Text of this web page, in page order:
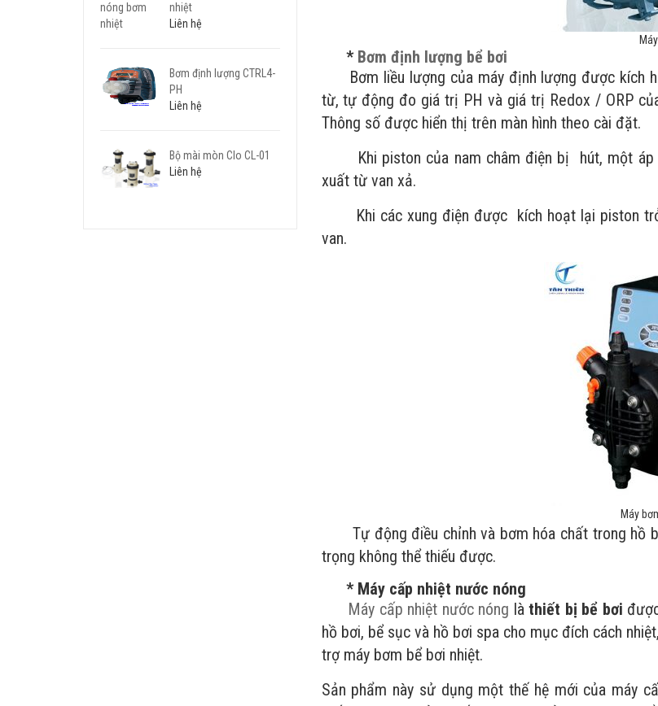
nhiệt
Liên hệ
Bơm định lượng CTRL4-
PH
Liên hệ
Bộ mài mòn Clo CL-01
Liên hệ
* Bơm định lượng bể bơi
Bơm liều lượng của máy định lượng được kích
từ, tự động đo giá trị PH và giá trị Redox / ORP
Thông số được hiển thị trên màn hình theo cài đặt.
Khi piston của nam châm điện bị hút, một áp
xuất từ van xả.
Khi các xung điện được kích hoạt lại piston
van.
Máy
Tự động điều chỉnh và bơm hóa chất trong hồ
trọng không thể thiếu được.
* Máy cấp nhiệt nước nóng
Máy cấp nhiệt nước nóng làthiết bị bể bơi
hồ bơi, bể sục và hồ bơi spa cho mục đích cách
trợ máy bơm bể bơi nhiệt.
Sản phẩm này sử dụng một thế hệ mới của máy